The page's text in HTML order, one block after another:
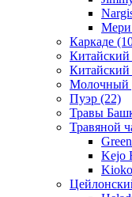
Мери
Каркаде
Китайский
Китайский
Молочный
Пуэр (22)
Травы
Травяной
Kejo